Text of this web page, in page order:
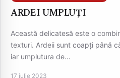
ARDEI UMPLUȚI
Această delicatesă este o
texturi. Ardeii sunt coapți până
iar umplutura de…
17 iulie 2023